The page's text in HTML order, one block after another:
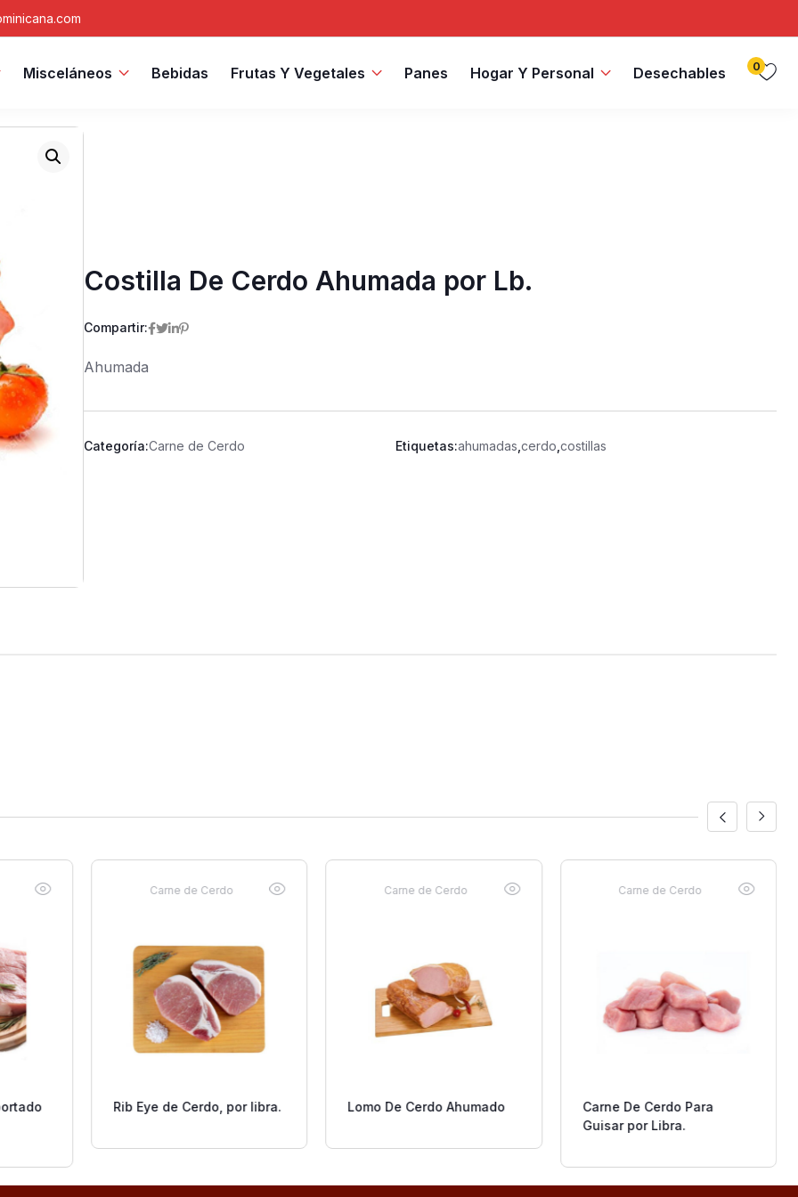
Misceláneos Bebidas Frutas Y Vegetales Panes Hogar Y Personal Desechables 0
Costilla De Cerdo Ahumada por Lb.
Compartir:
Ahumada
Categoría:Carne de Cerdo Etiquetas:ahumadas ,cerdo ,costillas
Carne de Cerdo
Rib Eye de Cerdo, por libra.
Carne de Cerdo
Lomo De Cerdo Ahumado
Carne de Cerdo
Carne De Cerdo Para
Guisar por Libra.